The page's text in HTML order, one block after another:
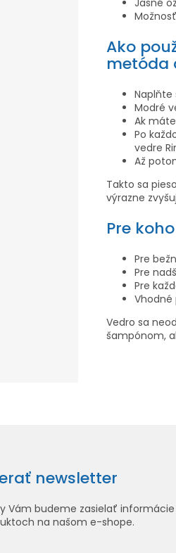
Ako
metóda
Naplňte
Modré
Ak
Po
vedre
Až
Takto sa
výrazne
Pre
Pre
Pre
Pre
Vedro sa
šampónom,
newsletter
Vám budeme zasielať informácie
na našom e-shope.